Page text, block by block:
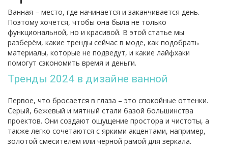
Ванная – место, где начинается и заканчивается день.
Поэтому хочется, чтобы она была не только
функциональной, но и красивой. В этой статье мы
разберём, какие тренды сейчас в моде, как подобрать
материалы, которые не подведут, и какие лайфхаки
помогут сэкономить время и деньги.
Тренды 2024 в дизайне ванной
Первое, что бросается в глаза – это спокойные оттенки.
Серый, бежевый и мятный стали базой большинства
проектов. Они создают ощущение простора и чистоты, а
также легко сочетаются с яркими акцентами, например,
золотой смесителем или черной рамой для зеркала.